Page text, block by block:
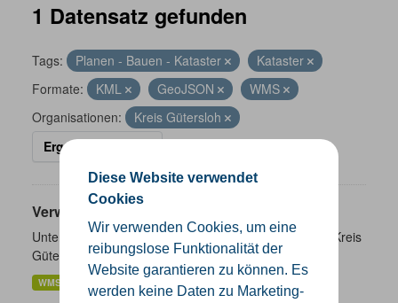
Diese Website verwendet
Cookies
Wir verwenden Cookies, um eine
reibungslose Funktionalität der
Website garantieren zu können. Es
werden keine Daten zu Marketing-
1 Datensatz gefunden
Tags: Planen - Bauen - Kataster
Kataster
Formate:
KML GeoJSON
WMS
Organisationen:
Kreis Gütersloh
Ergebnisse filtern
Verwaltungsgrenzen
Unterschiedliche Ebenen der Verwaltungsgrenzen im Kreis
Gütersloh
WMS GeoJSON KML